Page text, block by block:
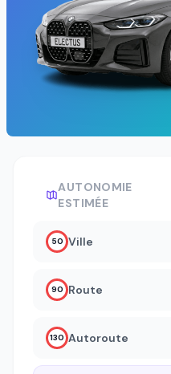
AUTONOMIE
ESTIMÉE
50 Ville
90 Route
130 Autoroute